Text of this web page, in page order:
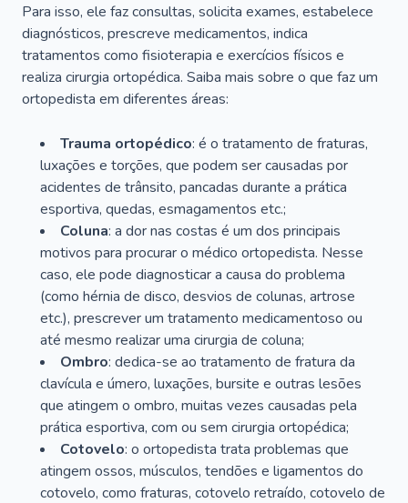
Para isso, ele faz consultas, solicita exames, estabelece
diagnósticos, prescreve medicamentos, indica
tratamentos como fisioterapia e exercícios físicos e
realiza cirurgia ortopédica. Saiba mais sobre o que faz um
ortopedista em diferentes áreas:
Trauma ortopédico: é o tratamento de fraturas,
luxações e torções, que podem ser causadas por
acidentes de trânsito, pancadas durante a prática
esportiva, quedas, esmagamentos etc.;
Coluna: a dor nas costas é um dos principais
motivos para procurar o médico ortopedista. Nesse
caso, ele pode diagnosticar a causa do problema
(como hérnia de disco, desvios de colunas, artrose
etc.), prescrever um tratamento medicamentoso ou
até mesmo realizar uma cirurgia de coluna;
Ombro: dedica-se ao tratamento de fratura da
clavícula e úmero, luxações, bursite e outras lesões
que atingem o ombro, muitas vezes causadas pela
prática esportiva, com ou sem cirurgia ortopédica;
Cotovelo: o ortopedista trata problemas que
atingem ossos, músculos, tendões e ligamentos do
cotovelo, como fraturas, cotovelo retraído, cotovelo de